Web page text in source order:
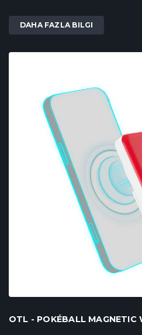
DAHA FAZLA BILGI
OTL - POKÉBALL MAGNETIC